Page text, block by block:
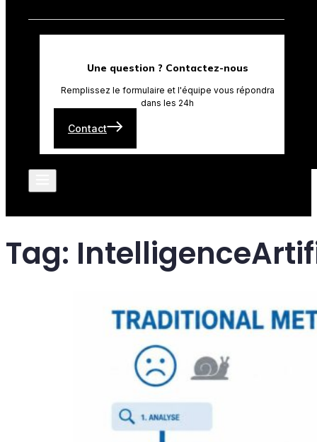
Une question ? Contactez-nous
Remplissez le formulaire et l'équipe vous répondra
dans les 24h
Contact
Tag: